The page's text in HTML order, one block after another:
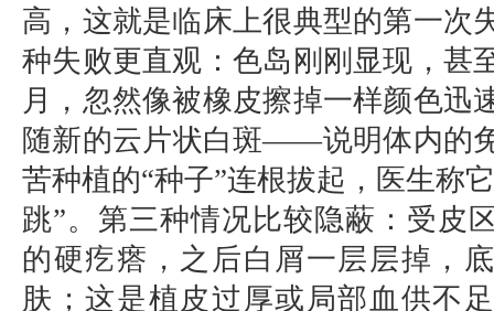
高，这就是临床上很典型的第一次
种失败更直观：色岛刚刚显现，甚
月，忽然像被橡皮擦掉一样颜色迅
随新的云片状白斑——说明体内的
苦种植的“种子”连根拔起，医生称
跳”。第三种情况比较隐蔽：受皮
的硬疙瘩，之后白屑一层层掉，
肤；这是植皮过厚或局部血供不